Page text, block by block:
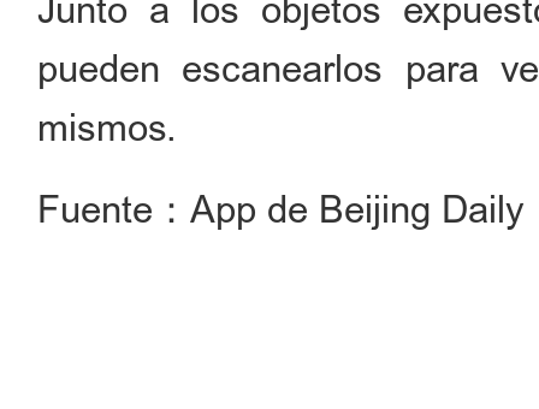
Junto a los objetos
pueden escanearlos para
mismos.
Fuente：App de Beijing Daily